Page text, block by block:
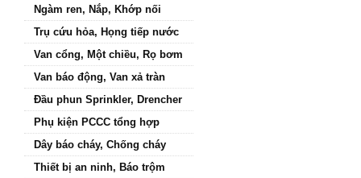
Ngàm ren, Nắp, Khớp nối
Trụ cứu hỏa, Họng tiếp nước
Van cổng, Một chiều, Rọ bơm
Van báo động, Van xả tràn
Đầu phun Sprinkler, Drencher
Phụ kiện PCCC tổng hợp
Dây báo cháy, Chống cháy
Thiết bị an ninh, Báo trộm